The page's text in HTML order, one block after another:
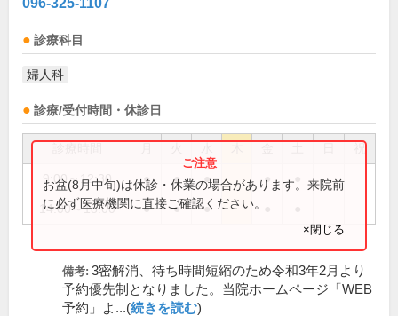
096-325-1107
診療科目
婦人科
診療/受付時間・休診日
祝
9:00～12:30 ● ● ● ●
14:00～18:00 ● ● ●
お盆(8月中旬)は休診・休業の場合があります。来院前
に必ず医療機関に直接ご確認ください。
×閉じる
備考: 3密解消、待ち時間短縮のため令和3年2月より
予約優先制となりました。当院ホームページ「WEB
予約」よ...(続きを読む)